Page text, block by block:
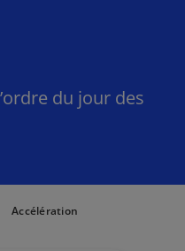
du jour des
Accélération